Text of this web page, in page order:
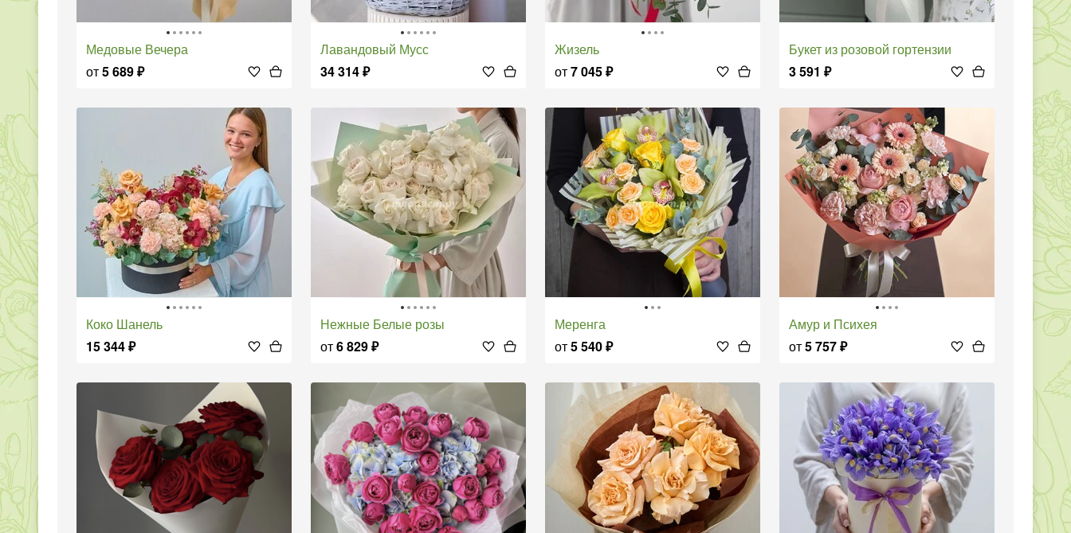
Медовые Вечера
от5 689₽
Лавандовый Мусс
34 314₽
Жизель
от7 045₽
Букет из розовой гортензии
3 591 ₽
Коко Шанель
15 344₽
Нежные Белые розы
от6 829₽
Меренга
от5 540₽
Амур и Психея
от5 757₽